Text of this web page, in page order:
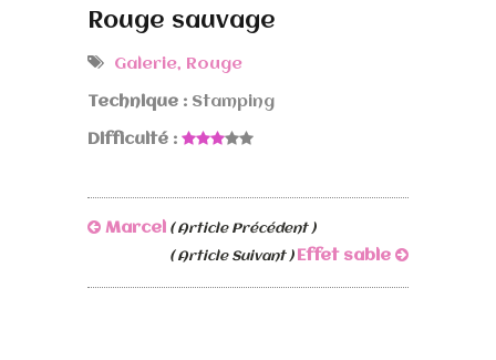
Rouge sauvage
Galerie, Rouge
Technique : Stamping
Difficulté :
Marcel
( Article Précédent )
( Article Suivant ) Effet sable